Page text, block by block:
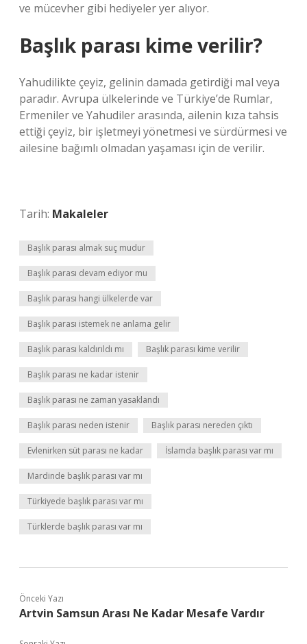
ve mücevher gibi hediyeler yer alıyor.
Başlık parası kime verilir?
Yahudilikte çeyiz, gelinin damada getirdiği mal veya
paradır. Avrupa ülkelerinde ve Türkiye’de Rumlar,
Ermeniler ve Yahudiler arasında, ailenin kıza tahsis
ettiği çeyiz, bir işletmeyi yönetmesi ve sürdürmesi ve
ailesine bağımlı olmadan yaşaması için de verilir.
Tarih: Makaleler
Başlık parası almak suç mudur
Başlık parası devam ediyor mu
Başlık parası hangi ülkelerde var
Başlık parası istemek ne anlama gelir
Başlık parası kaldırıldı mı Başlık parası kime verilir
Başlık parası ne kadar istenir
Başlık parası ne zaman yasaklandı
Başlık parası neden istenir Başlık parası nereden çıktı
Evlenirken süt parası ne kadar İslamda başlık parası var mı
Mardinde başlık parası var mı
Türkiyede başlık parası var mı
Türklerde başlık parası var mı
Önceki Yazı
Artvin Samsun Arası Ne Kadar Mesafe Vardır